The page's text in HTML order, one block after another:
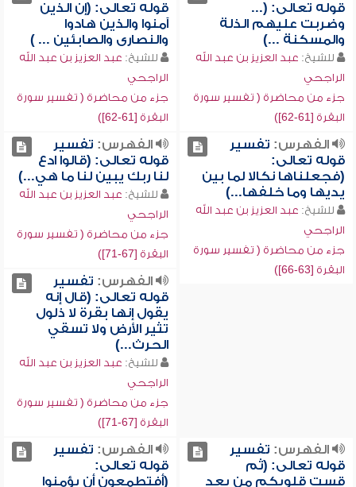
قوله تعالى: (...
وضربت عليهم الذلة
والمسكنة ...)
للشيخ: عبد العزيز بن عبد الله
الراجحي
جزء من محاضرة ( تفسير سورة
البقرة [61-62])
قوله تعالى: (إن الذين
آمنوا والذين هادوا
والنصارى والصابئين ... )
للشيخ: عبد العزيز بن عبد الله
الراجحي
جزء من محاضرة ( تفسير سورة
البقرة [61-62])
الفهرس: تفسير
قوله تعالى:
(فجعلناها نكالا لما بين
يديها وما خلفها...)
للشيخ: عبد العزيز بن عبد الله
الراجحي
جزء من محاضرة ( تفسير سورة
البقرة [63-66])
الفهرس: تفسير
قوله تعالى: (قالوا ادع
لنا ربك يبين لنا ما هي...)
للشيخ: عبد العزيز بن عبد الله
الراجحي
جزء من محاضرة ( تفسير سورة
البقرة [67-71])
الفهرس: تفسير
قوله تعالى: (قال إنه
يقول إنها بقرة لا ذلول
تثير الأرض ولا تسقي
الحرث...)
للشيخ: عبد العزيز بن عبد الله
الراجحي
جزء من محاضرة ( تفسير سورة
البقرة [67-71])
الفهرس: تفسير
قوله تعالى: (ثم
قست قلوبكم من بعد
الفهرس: تفسير
قوله تعالى:
(أفتطمعون أن يؤمنوا